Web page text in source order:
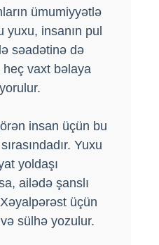
ümumiyyətlə
yuxu, insanın pul
səadətinə də
heç vaxt bəlaya
insan üçün bu
Yuxu
yoldaşı
ailədə şanslı
üçün
sülhə yozulur.